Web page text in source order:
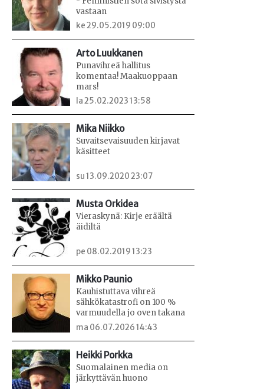
vastaan
ke 29.05.2019 09:00
Arto Luukkanen
Punavihreä hallitus
komentaa! Maakuoppaan
mars!
la 25.02.2023 13:58
Mika Niikko
Suvaitsevaisuuden kirjavat
käsitteet
su 13.09.2020 23:07
Musta Orkidea
Vieraskynä: Kirje eräältä
äidiltä
pe 08.02.2019 13:23
Mikko Paunio
Kauhistuttava vihreä
sähkökatastrofi on 100 %
varmuudella jo oven takana
ma 06.07.2026 14:43
Heikki Porkka
Suomalainen media on
järkyttävän huono